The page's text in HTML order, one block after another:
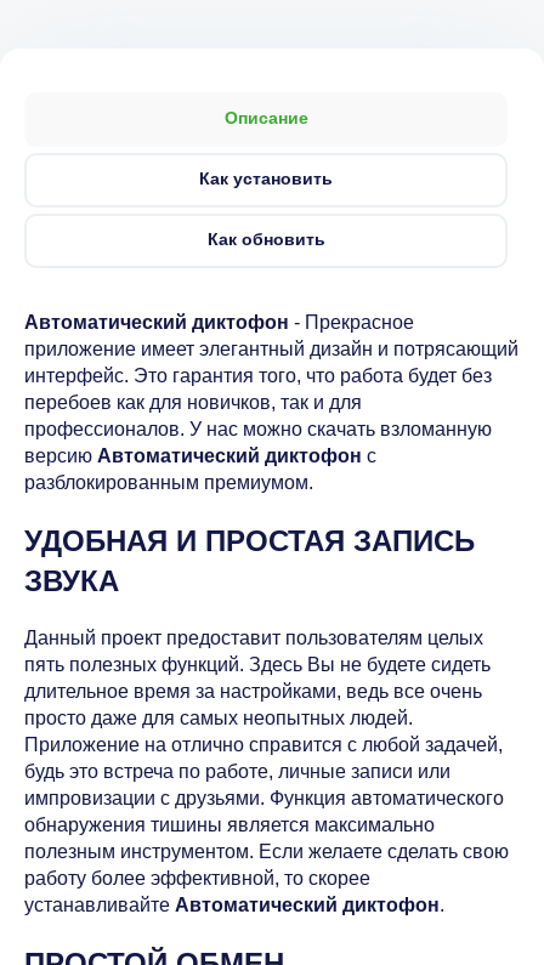
Описание
Как установить
Как обновить
Автоматический диктофон - Прекрасное
приложение имеет элегантный дизайн и потрясающий
интерфейс. Это гарантия того, что работа будет без
перебоев как для новичков, так и для
профессионалов. У нас можно скачать взломанную
версию Автоматический диктофон с
разблокированным премиумом.
УДОБНАЯ И ПРОСТАЯ ЗАПИСЬ
ЗВУКА
Данный проект предоставит пользователям целых
пять полезных функций. Здесь Вы не будете сидеть
длительное время за настройками, ведь все очень
просто даже для самых неопытных людей.
Приложение на отлично справится с любой задачей,
будь это встреча по работе, личные записи или
импровизации с друзьями. Функция автоматического
обнаружения тишины является максимально
полезным инструментом. Если желаете сделать свою
работу более эффективной, то скорее
устанавливайте Автоматический диктофон.